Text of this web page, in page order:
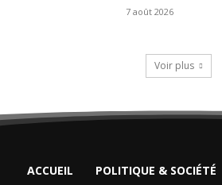
7 août 2026
Voir plus
ACCUEIL POLITIQUE & SOCIÉTÉ